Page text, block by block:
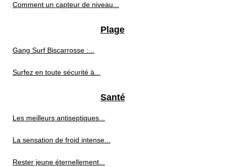
Comment un capteur de niveau...
Plage
Gang Surf Biscarrosse :...
Surfez en toute sécurité à...
Santé
Les meilleurs antiseptiques...
La sensation de froid intense...
Rester jeune éternellement...